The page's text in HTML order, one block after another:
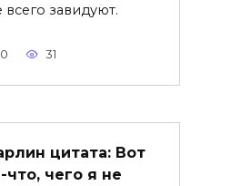
завидуют.
0 31
цитата: Вот
чего я не